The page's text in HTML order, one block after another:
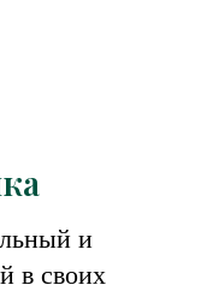
и
в своих